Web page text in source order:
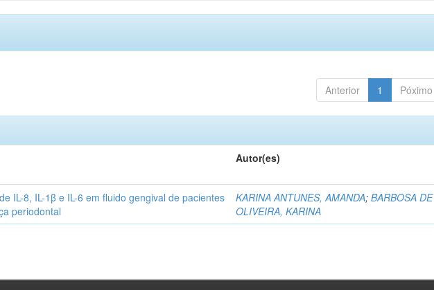
Anterior 1 Póximo
Autor(es)
IL-8, IL-1β e IL-6 em fluido gengival de pacientes
periodontal
KARINA ANTUNES, AMANDA;BARBOSA DE
OLIVEIRA, KARINA